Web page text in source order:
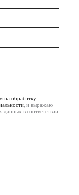
на обработку
, и выражаю
данных в соответствии